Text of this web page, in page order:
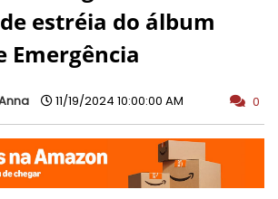
estréia do álbum
Emergência
11/19/2024 10:00:00 AM 0